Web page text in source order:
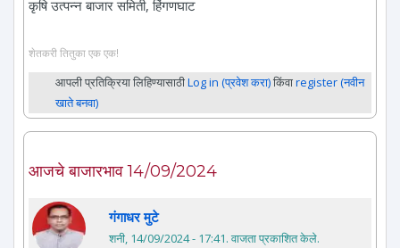
कृषि उत्पन्न बाजार समिती, हिंगणघाट
शेतकरी तितुका एक एक!
आपली प्रतिक्रिया लिहिण्यासाठीLog in (प्रवेश करा)किंवाregister (नवीन
खाते बनवा)
आजचे बाजारभाव 14/09/2024
गंगाधर मुटे
शनी, 14/09/2024 - 17:41. वाजता प्रकाशित केले.